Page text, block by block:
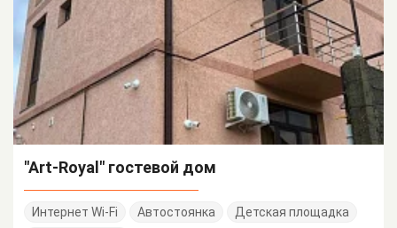
"Art-Royal" гостевой дом
Интернет Wi-Fi Автостоянка
Детская площадка